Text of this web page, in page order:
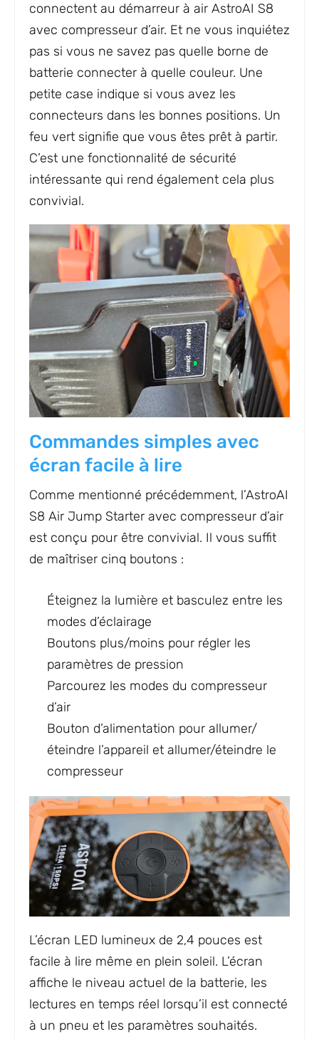
connectent au démarreur à air AstroAI S8
avec compresseur d’air. Et ne vous inquiétez
pas si vous ne savez pas quelle borne de
batterie connecter à quelle couleur. Une
petite case indique si vous avez les
connecteurs dans les bonnes positions. Un
feu vert signifie que vous êtes prêt à partir.
C’est une fonctionnalité de sécurité
intéressante qui rend également cela plus
convivial.
Commandes simples avec
écran facile à lire
Comme mentionné précédemment, l’AstroAI
S8 Air Jump Starter avec compresseur d’air
est conçu pour être convivial. Il vous suffit
de maîtriser cinq boutons :
Éteignez la lumière et basculez entre les
modes d’éclairage
Boutons plus/moins pour régler les
paramètres de pression
Parcourez les modes du compresseur
d’air
Bouton d’alimentation pour allumer/
éteindre l’appareil et allumer/éteindre le
compresseur
L’écran LED lumineux de 2,4 pouces est
facile à lire même en plein soleil. L’écran
affiche le niveau actuel de la batterie, les
lectures en temps réel lorsqu’il est connecté
à un pneu et les paramètres souhaités.